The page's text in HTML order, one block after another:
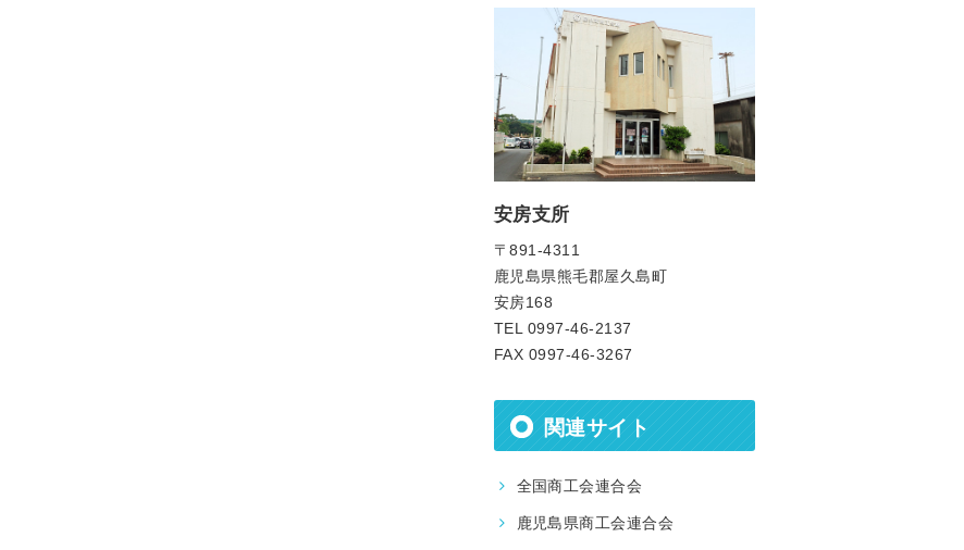
安房支所
〒891-4311
鹿児島県熊毛郡屋久島町
安房168
TEL 0997-46-2137
FAX 0997-46-3267
関連サイト
全国商工会連合会
鹿児島県商工会連合会